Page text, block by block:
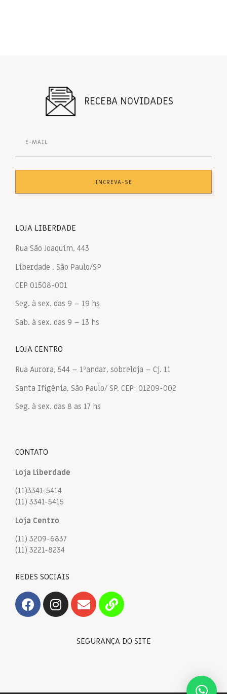
RECEBA NOVIDADES
INCREVA-SE
LOJA LIBERDADE
Rua São Joaquim, 443
Liberdade , São Paulo/SP
CEP 01508-001
Seg. à sex. das 9 – 19 hs
Sab. à sex. das 9 – 13 hs
LOJA CENTRO
Rua Aurora, 544 – 1ºandar, sobreloja – Cj. 11
Santa Ifigênia, São Paulo/ SP, CEP: 01209-002
Seg. à sex. das 8 as 17 hs
CONTATO
Loja Liberdade
(11)3341-5414
(11) 3341-5415
Loja Centro
(11) 3209-6837
(11) 3221-8234
REDES SOCIAIS
SEGURANÇA DO SITE